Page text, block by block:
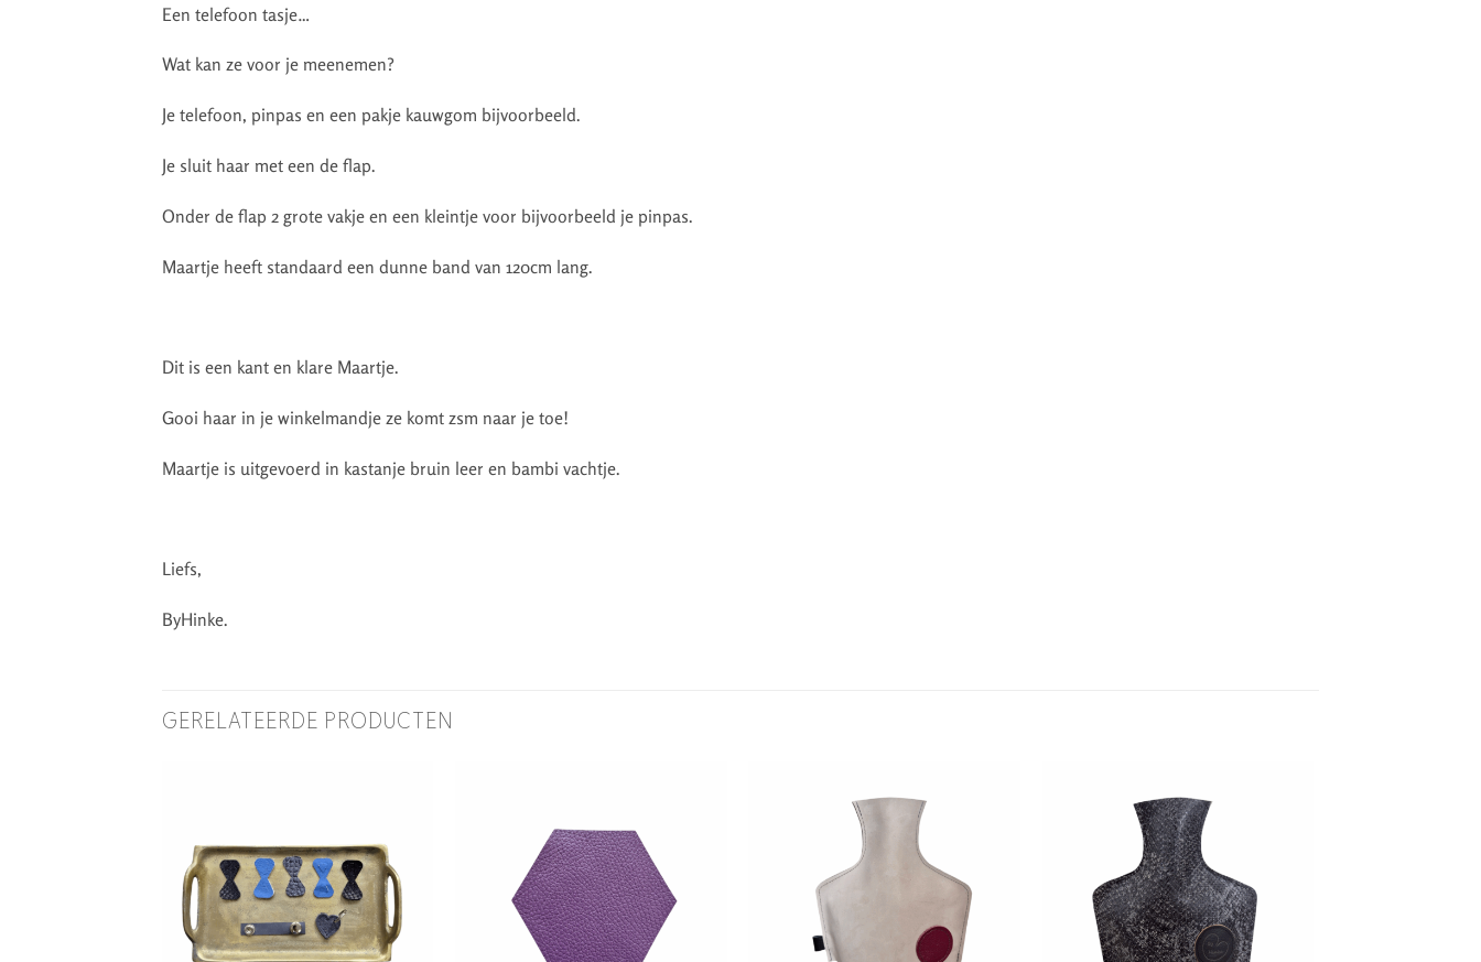
Een telefoon tasje…
Wat kan ze voor je meenemen?
Je telefoon, pinpas en een pakje kauwgom bijvoorbeeld.
Je sluit haar met een de flap.
Onder de flap 2 grote vakje en een kleintje voor bijvoorbeeld je pinpas.
Maartje heeft standaard een dunne band van 120cm lang.
Dit is een kant en klare Maartje.
Gooi haar in je winkelmandje ze komt zsm naar je toe!
Maartje is uitgevoerd in kastanje bruin leer en bambi vachtje.
Liefs,
ByHinke.
GERELATEERDE PRODUCTEN